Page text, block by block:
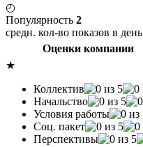
◴
Популярность 2
средн. кол-во показов в день
Оценки компании
★
Коллектив
Начальство
Условия работы
Соц. пакет
Перспективы